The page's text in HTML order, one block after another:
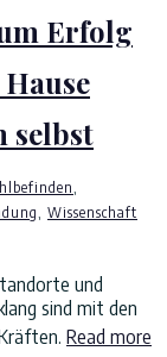
Erfolg
selbst
,
, Wissenschaft
und
sind mit den
Read more